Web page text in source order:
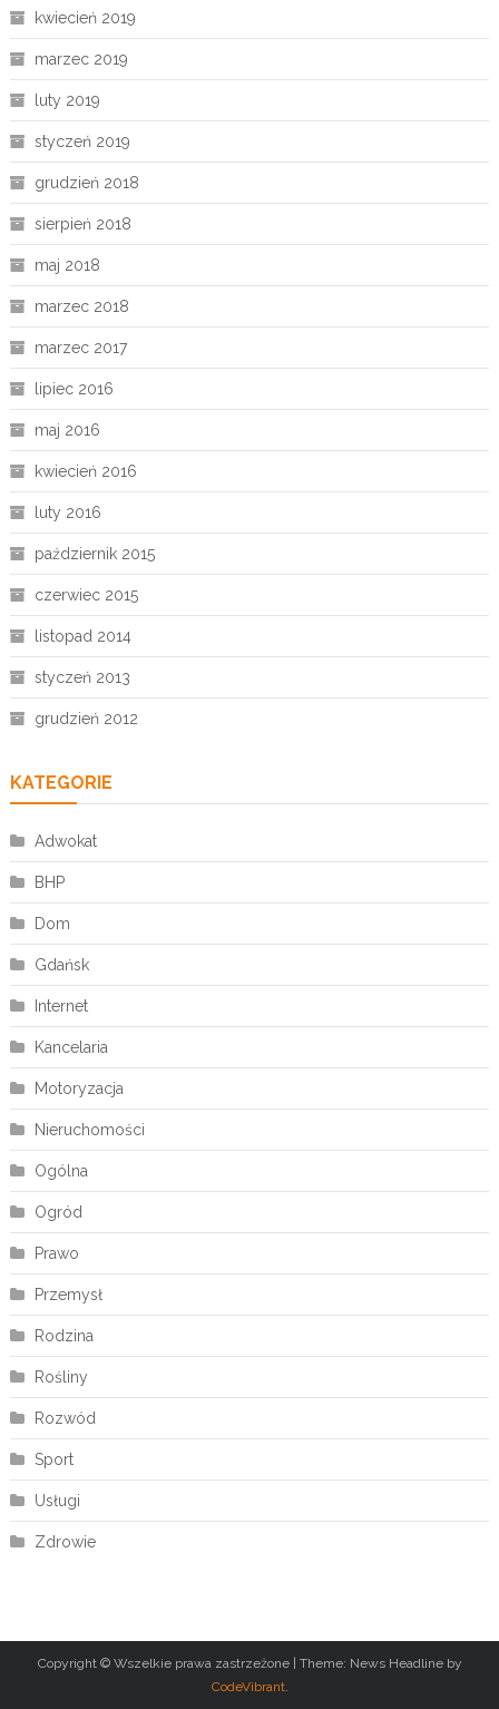
kwiecień 2019
marzec 2019
luty 2019
styczeń 2019
grudzień 2018
sierpień 2018
maj 2018
marzec 2018
marzec 2017
lipiec 2016
maj 2016
kwiecień 2016
luty 2016
październik 2015
czerwiec 2015
listopad 2014
styczeń 2013
grudzień 2012
KATEGORIE
Adwokat
BHP
Dom
Gdańsk
Internet
Kancelaria
Motoryzacja
Nieruchomości
Ogólna
Ogród
Prawo
Przemysł
Rodzina
Rośliny
Rozwód
Sport
Usługi
Zdrowie
Copyright © Wszelkie prawa zastrzeżone | Theme: News Headline by
CodeVibrant.